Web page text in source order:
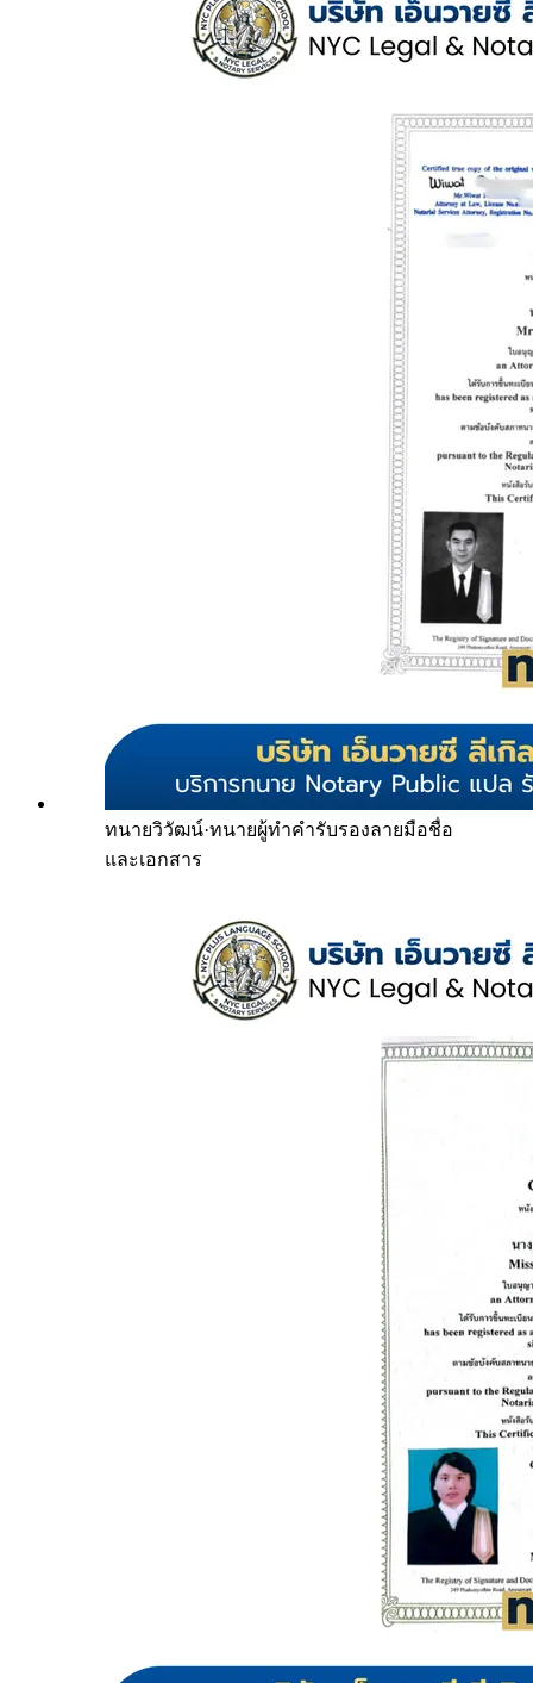
ทนายวิวัฒน์·ทนายผู้ทำคำรับรองลายมือชื่อ
และเอกสาร